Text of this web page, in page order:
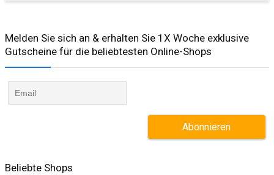
Melden Sie sich an & erhalten Sie 1X Woche exklusive
Gutscheine für die beliebtesten Online-Shops​
Beliebte Shops